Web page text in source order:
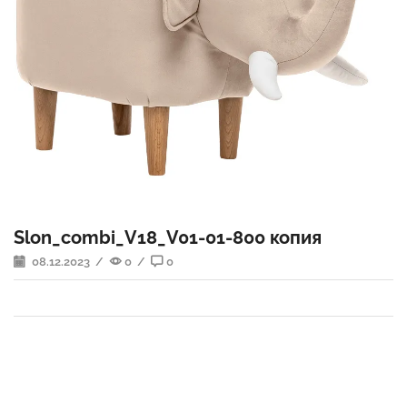
Slon_combi_V18_V01-01-800 копия
08.12.2023 / 0 / 0